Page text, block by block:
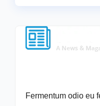
Fermentum odio eu